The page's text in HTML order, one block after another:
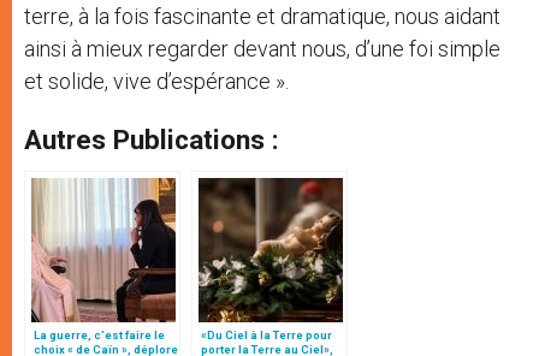
terre, à la fois fascinante et dramatique, nous aidant
ainsi à mieux regarder devant nous, d’une foi simple
et solide, vive d’espérance ».
Autres Publications :
La guerre, c’est faire le
choix « de Caïn », déplore
«Du Ciel à la Terre pour
porter la Terre au Ciel»,